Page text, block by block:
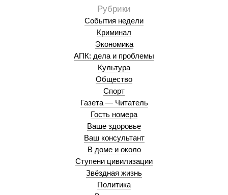
События недели
Криминал
Экономика
АПК: дела и проблемы
Культура
Общество
Спорт
Газета — Читатель
Гость номера
Ваше здоровье
Ваш консультант
В доме и около
Ступени цивилизации
Звёздная жизнь
Политика